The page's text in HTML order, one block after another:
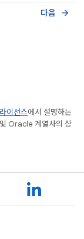
다음 arrow_forward
이선스에서 설명하는
Oracle 계열사의 상